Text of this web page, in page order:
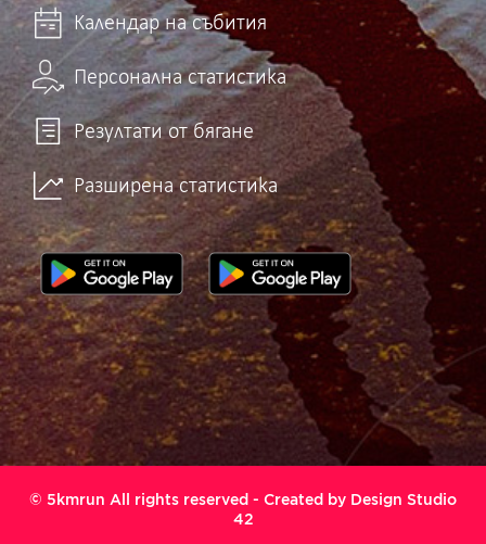
Календар на събития
Персонална статистика
Резултати от бягане
Разширена статистика
© 5kmrun All rights reserved - Created by Design Studio
42